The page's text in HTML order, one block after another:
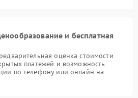
и бесплатная
оценка стоимости
платежей и возможность
по телефону или онлайн на